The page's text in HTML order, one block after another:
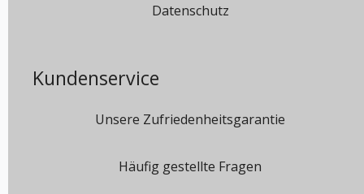
Datenschutz
Kundenservice
Unsere Zufriedenheitsgarantie
Häufig gestellte Fragen